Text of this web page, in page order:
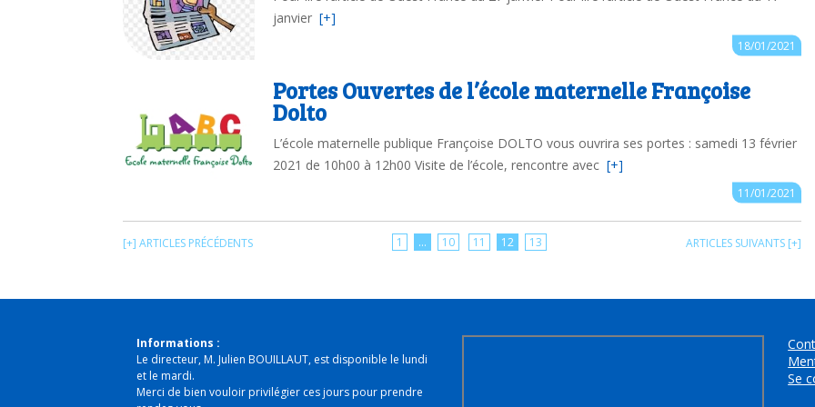
janvier [+]
18/01/2021
Portes Ouvertes de l’école maternelle Françoise
Dolto
L’école maternelle publique Françoise DOLTO vous ouvrira ses portes : samedi 13 février
2021 de 10h00 à 12h00 Visite de l’école, rencontre avec [+]
11/01/2021
[+] ARTICLES PRÉCÉDENTS 1 … 10 11 12 13 ARTICLES SUIVANTS [+]
Informations :
Le directeur, M. Julien BOUILLAUT, est disponible le lundi
et le mardi.
Merci de bien vouloir privilégier ces jours pour prendre
Se